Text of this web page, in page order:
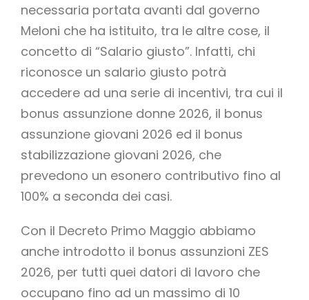
necessaria portata avanti dal governo
Meloni che ha istituito, tra le altre cose, il
concetto di “Salario giusto”. Infatti, chi
riconosce un salario giusto potrà
accedere ad una serie di incentivi, tra cui il
bonus assunzione donne 2026, il bonus
assunzione giovani 2026 ed il bonus
stabilizzazione giovani 2026, che
prevedono un esonero contributivo fino al
100% a seconda dei casi.
Con il Decreto Primo Maggio abbiamo
anche introdotto il bonus assunzioni ZES
2026, per tutti quei datori di lavoro che
occupano fino ad un massimo di 10